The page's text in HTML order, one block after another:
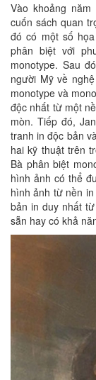
Vào khoảng
cuốn sách quan
đó có một số
phân biệt với
monotype. Sau
người Mỹ về
monotype và
độc nhất từ một
mòn. Tiếp đó,
tranh in độc bản
hai kỹ thuật trên
Bà phân biệt
hình ảnh có thể
hình ảnh từ nền
bản in duy nhất
sẵn hay có khả